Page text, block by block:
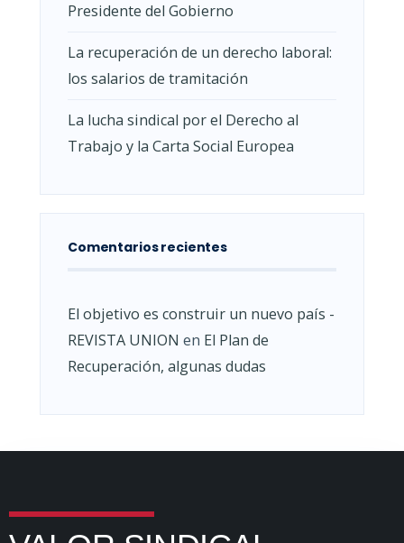
Presidente del Gobierno
La recuperación de un derecho laboral:
los salarios de tramitación
La lucha sindical por el Derecho al
Trabajo y la Carta Social Europea
Comentarios recientes
El objetivo es construir un nuevo país -
REVISTA UNION en El Plan de
Recuperación, algunas dudas